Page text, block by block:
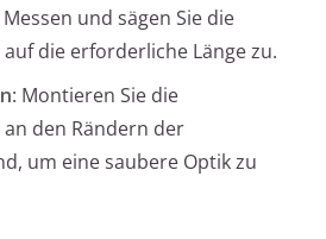
Messen und sägen Sie die
die erforderliche Länge zu.
: Montieren Sie die
den Rändern der
um eine saubere Optik zu